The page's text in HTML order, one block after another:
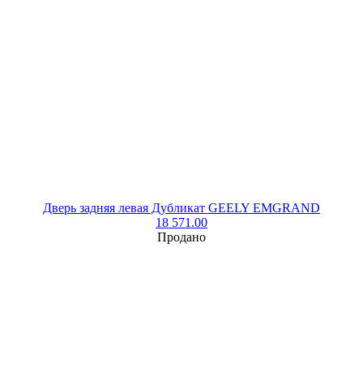
Дверь задняя левая Дубликат GEELY EMGRAND
18 571.00
Продано